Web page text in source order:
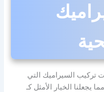
السيراميك التي
يجعلنا الخيار الأمثل كـ